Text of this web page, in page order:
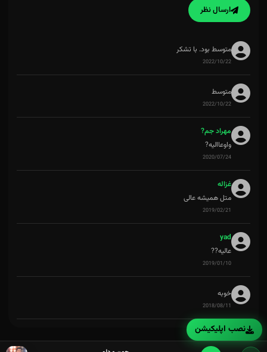
ارسال نظر
متوسط بود. با تشکر
2022/10/22
متوسط
2022/10/22
مهراد جم?
واوعاالیه?
2020/07/24
غزاله
متل همیشه عالی
2019/02/21
yad
عالیه??
2019/01/10
خوبه
2018/08/11
نصب اپلیکیشن